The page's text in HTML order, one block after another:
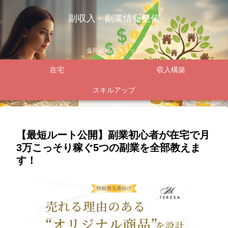
副収入・副業情報発信
合同会社ルテミック
在宅 収入構築
スキルアップ
【最短ルート公開】副業初心者が在宅で月
3万こっそり稼ぐ5つの副業を全部教えま
す！